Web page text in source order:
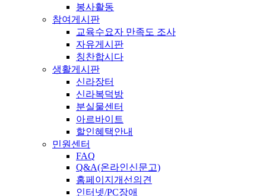
봉사활동
참여게시판
교육수요자 만족도 조사
자유게시판
칭찬합시다
생활게시판
신라장터
신라복덕방
분실물센터
아르바이트
할인혜택안내
민원센터
FAQ
Q&A(온라인신문고)
홈페이지개선의견
인터넷/PC장애